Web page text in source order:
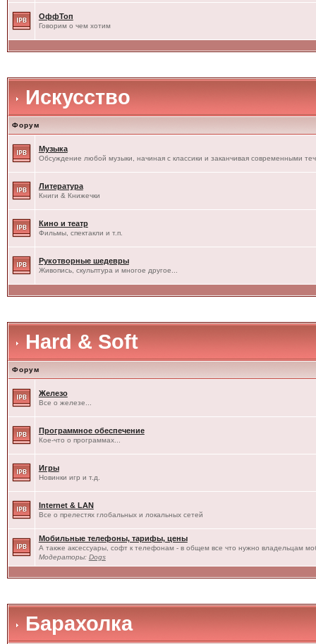
ОффТоп
Говорим о чем хотим
Искусство
Форум
Музыка
Обсуждение любой музыки, начиная с классики и заканчивая современными
Литература
Книги & Книжечки
Кино и театр
Фильмы, спектакли и т.п.
Рукотворные шедевры
Живопись, скульптура и многое другое...
Hard & Soft
Форум
Железо
Все о железе...
Программное обеспечение
Кое-что о программах...
Игры
Новинки игр и т.д.
Internet & LAN
Все о прелестях глобальных и локальных сетей
Мобильные телефоны, тарифы, цены
А также аксессуары, софт к телефонам - в общем все что нужно владельцам
Модераторы: Dogs
Барахолка